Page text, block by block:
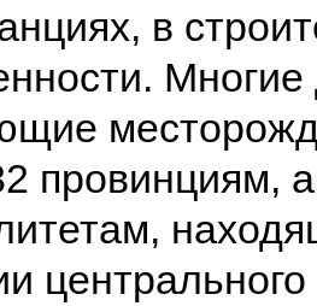
в
Многие
провинциям,